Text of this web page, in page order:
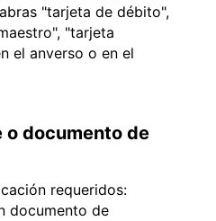
"tarjeta de débito",
"tarjeta
el anverso o en el
o documento de
requeridos:
documento de